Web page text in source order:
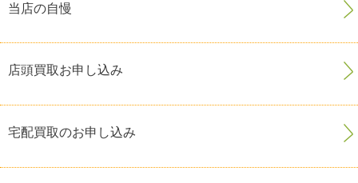
当店の自慢
店頭買取お申し込み
宅配買取のお申し込み